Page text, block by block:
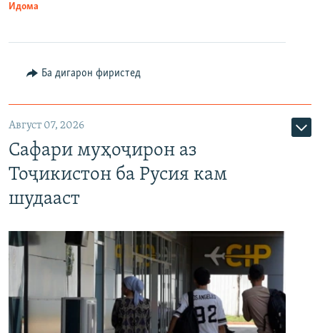
Идома
Ба дигарон фиристед
Август 07, 2026
Сафари муҳоҷирон аз
Тоҷикистон ба Русия кам
шудааст